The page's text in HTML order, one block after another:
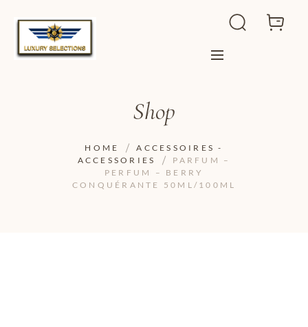
Shop
HOME
ACCESSOIRES -
ACCESSORIES
PARFUM –
PERFUM – BERRY
CONQUÉRANTE 50ML/100ML